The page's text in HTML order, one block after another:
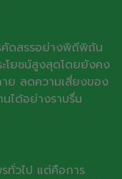
คัดสรรอย่างพิถีพิถัน
โยชน์สูงสุดโดยยังคง
ย ลดความเสี่ยงของ
ได้อย่างราบรื่น
ทั่วไป แต่คือการ